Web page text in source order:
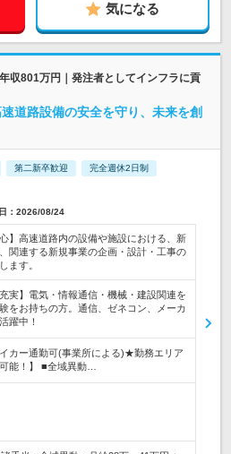
気になる
収801万円｜発注者としてインフラに貢
道路設備の安全を守り、未来を創
第二新卒歓迎 完全週休2日制
：2026/08/24
】高速道路内の設備や施設における、新
関連する新規事業の企画・設計・工事の
ます。
実】電気・情報通信・機械・建設関連を
をお持ちの方。通信、ゼネコン、メーカ
躍中！
イカー通勤可(事業所による)★勤務エリア
能！】 ■全域異動…